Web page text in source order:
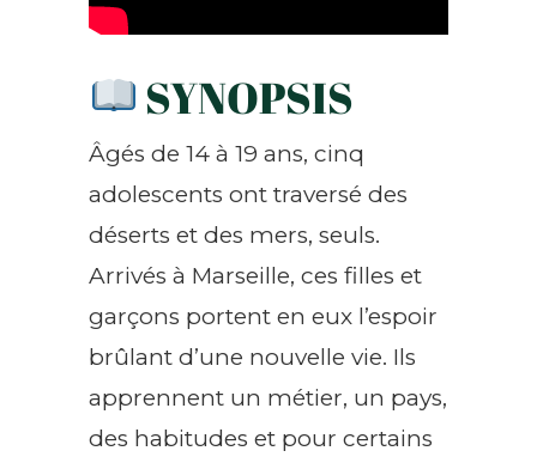
SYNOPSIS
Âgés de 14 à 19 ans, cinq
adolescents ont traversé des
déserts et des mers, seuls.
Arrivés à Marseille, ces filles et
garçons portent en eux l’espoir
brûlant d’une nouvelle vie. Ils
apprennent un métier, un pays,
des habitudes et pour certains